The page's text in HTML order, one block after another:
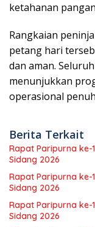
ketahanan
​Rangkaian
petang hari
dan aman.
menunjukkan
operasional
Berita Terkait
Rapat Paripurna ke-
Sidang 2026
Rapat Paripurna ke-
Sidang 2026
Rapat Paripurna ke-
Sidang 2026